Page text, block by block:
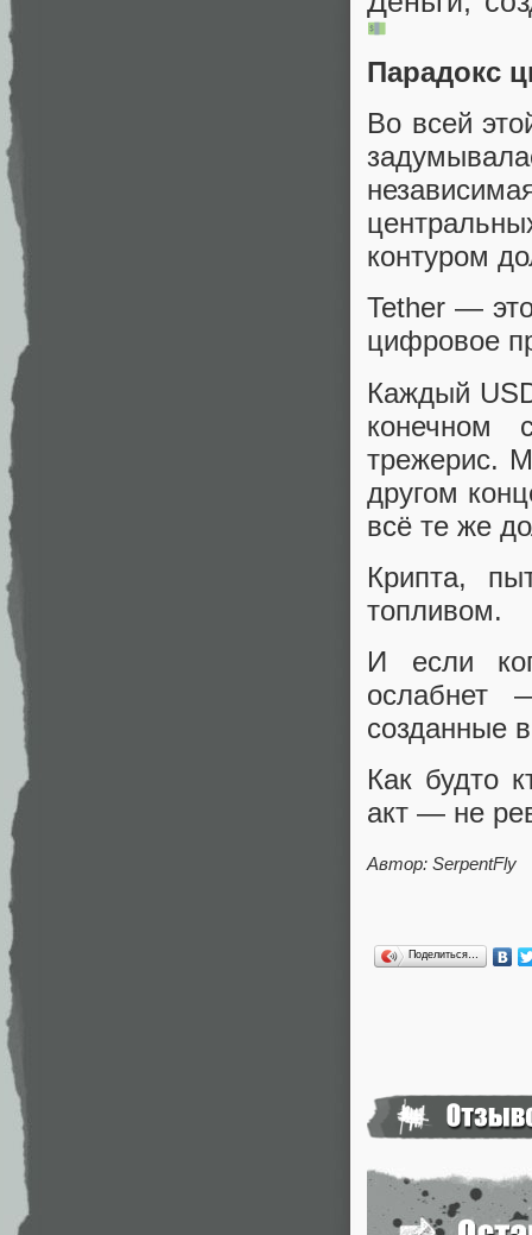
Парадокс
Во всей
контуром
Tether —
цифровое
Каждый
конечном
трежерис.
другом
всё те же
Крипта,
топливом.
И если
ослабнет
созданные
Как будто
акт — не
Автор: SerpentFly
Поделиться…